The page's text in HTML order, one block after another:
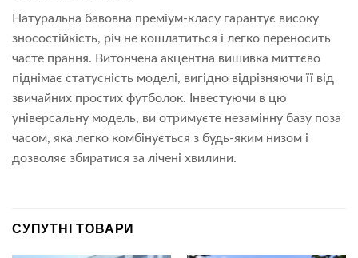
Натуральна бавовна преміум-класу гарантує високу
зносостійкість, річ не кошлатиться і легко переносить
часте прання. Витончена акцентна вишивка миттєво
піднімає статусність моделі, вигідно відрізняючи її від
звичайних простих футболок. Інвестуючи в цю
універсальну модель, ви отримуєте незамінну базу поза
часом, яка легко комбінується з будь-яким низом і
дозволяє збиратися за лічені хвилини.
СУПУТНІ ТОВАРИ